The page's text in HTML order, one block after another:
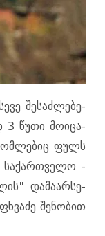
შე­საძ­ლე­ბე­
3 წუთი მო­ი­ცა­
ფულს
სა­ქარ­თვე­ლო -
და­მა­არ­სე­
შე­ნო­ბით